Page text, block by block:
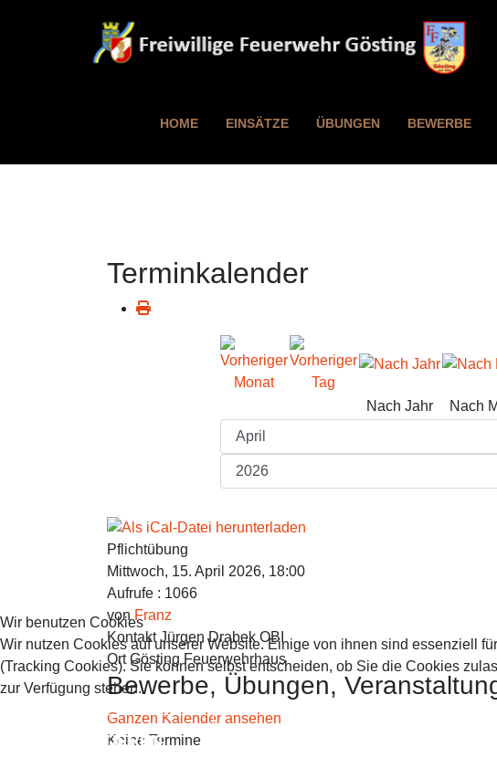
HOME EINSÄTZE ÜBUNGEN BEWERBE
Terminkalender
Nach Jahr Nach
Pflichtübung
Mittwoch, 15. April 2026, 18:00
Aufrufe : 1066
von Franz
KontaktJürgen Drabek OBI
OrtGösting Feuerwehrhaus
Bewerbe, Übungen,
Ganzen Kalender ansehen
Keine Termine
Wir benutzen Cookies
Wir nutzen Cookies auf unserer Website. Einige von ihnen sind essenziell
(Tracking Cookies). Sie können selbst entscheiden, ob Sie die Cookies
zur Verfügung stehen.
AKZEPTIEREN